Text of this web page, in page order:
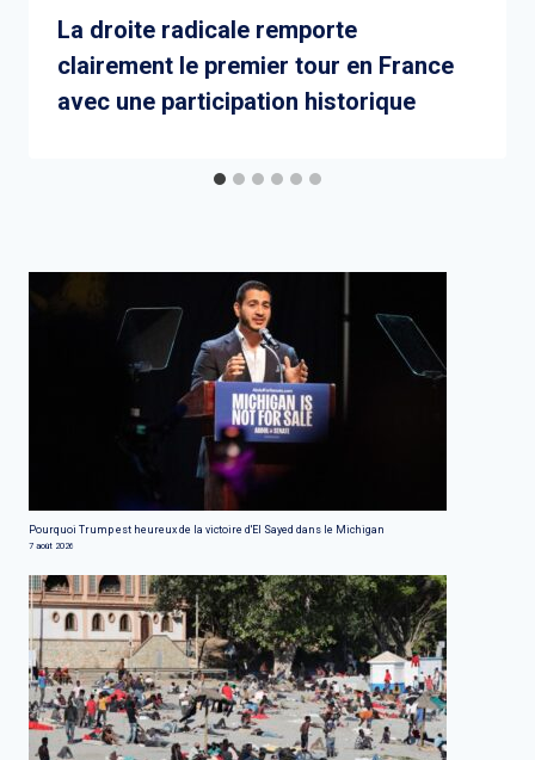
La droite radicale remporte
clairement le premier tour en France
avec une participation historique
Pourquoi Trump est heureux de la victoire d'El Sayed dans le Michigan
7 août 2026